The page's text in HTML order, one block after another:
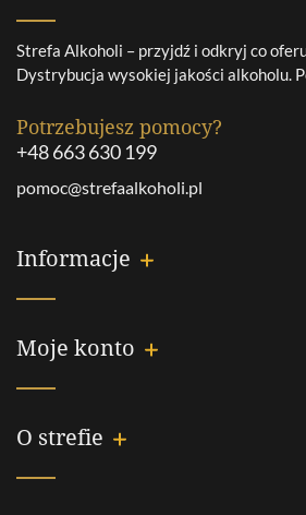
Strefa Alkoholi – przyjdź i odkryj co
Dystrybucja wysokiej jakości alkoholu.
Potrzebujesz pomocy?
+48 663 630 199
pomoc@strefaalkoholi.pl
Informacje
Moje konto
O strefie